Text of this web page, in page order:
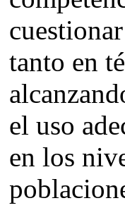
tanto en
el uso
en los